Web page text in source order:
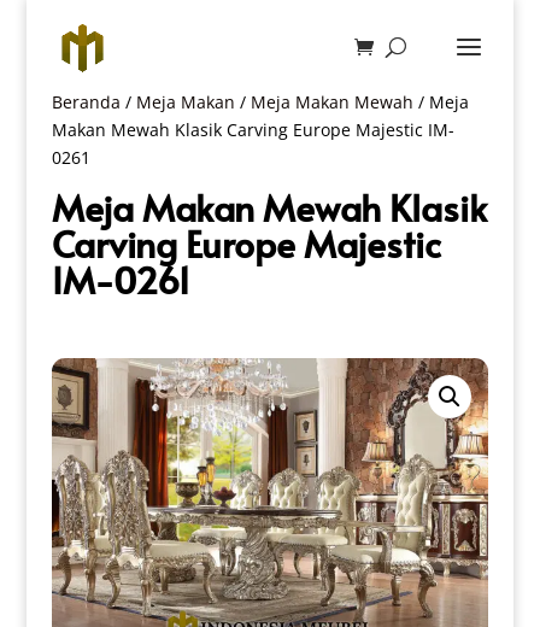
Beranda / Meja Makan / Meja Makan Mewah / Meja
Makan Mewah Klasik Carving Europe Majestic IM-
0261
Meja Makan Mewah Klasik
Carving Europe Majestic
IM-0261